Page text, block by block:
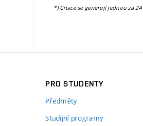
*) Citace se generují jednou za
PRO STUDENTY
Předměty
Studijní programy